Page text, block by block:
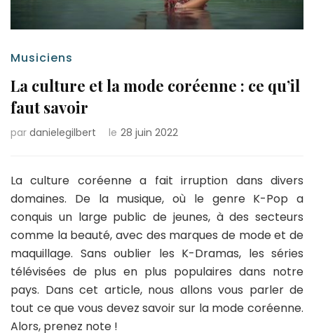
Musiciens
La culture et la mode coréenne : ce qu’il
faut savoir
par danielegilbert le 28 juin 2022
La culture coréenne a fait irruption dans divers
domaines. De la musique, où le genre K-Pop a
conquis un large public de jeunes, à des secteurs
comme la beauté, avec des marques de mode et de
maquillage. Sans oublier les K-Dramas, les séries
télévisées de plus en plus populaires dans notre
pays. Dans cet article, nous allons vous parler de
tout ce que vous devez savoir sur la mode coréenne.
Alors, prenez note !